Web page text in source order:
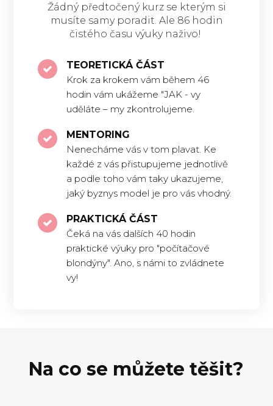
Žádný předtočený kurz se kterým si
musíte samy poradit. Ale 86 hodin
čistého času výuky naživo!
TEORETICKÁ ČÁST
Krok za krokem vám během 46
hodin vám ukážeme "JAK - vy
uděláte – my zkontrolujeme.
MENTORING
Nenecháme vás v tom plavat. Ke
každé z vás přistupujeme jednotlivě
a podle toho vám taky ukazujeme,
jaký byznys model je pro vás vhodný.
PRAKTICKÁ ČÁST
Čeká na vás dalších 40 hodin
praktické výuky pro "počítačové
blondýny". Ano, s námi to zvládnete
vy!
Na co se můžete těšit?